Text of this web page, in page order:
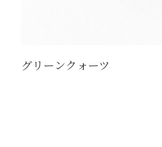
グリーンクォーツ